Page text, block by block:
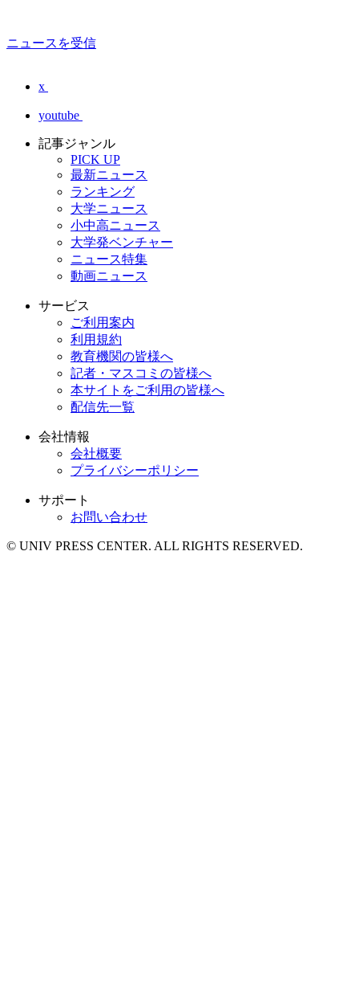
ニュースを受信
x
youtube
記事ジャンル
PICK UP
最新ニュース
ランキング
大学ニュース
小中高ニュース
大学発ベンチャー
ニュース特集
動画ニュース
サービス
ご利用案内
利用規約
教育機関の皆様へ
記者・マスコミの皆様へ
本サイトをご利用の皆様へ
配信先一覧
会社情報
会社概要
プライバシーポリシー
サポート
お問い合わせ
© UNIV PRESS CENTER. ALL RIGHTS RESERVED.